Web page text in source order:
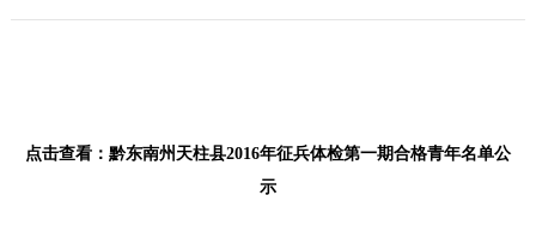
点击查看：黔东南州天柱县2016年征兵体检第一期合格青年名单公
示